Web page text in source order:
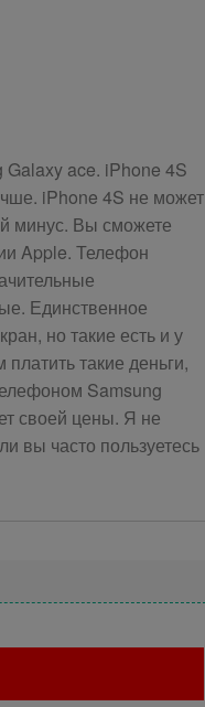
Galaxy ace. iPhone 4S
iPhone 4S не может
минус. Вы сможете
Apple. Телефон
Единственное
но такие есть и у
такие деньги,
Samsung
своей цены. Я не
вы часто пользуетесь